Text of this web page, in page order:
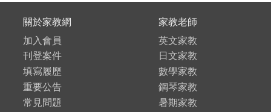
關於家教網
加入會員
刊登案件
填寫履歷
重要公告
常見問題
家教老師
英文家教
日文家教
數學家教
鋼琴家教
暑期家教